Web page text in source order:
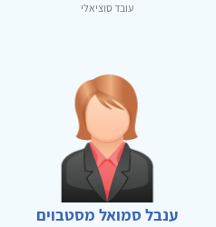
עובד סוציאלי
ענבל סמואל מסטבוים